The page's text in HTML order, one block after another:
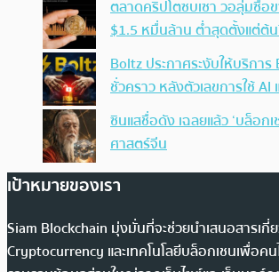
ตลาดคริปโตซบเซา วอลุ่มซื้อ
$1.5 หมื่นล้าน ต่ำสุดตั้งแต่ต้
Boltz ประกาศระงับให้บริการ
ชั่วคราว หลังตัวเลขการใช้
ซินแสชื่อดัง เฉลยแล้ว ‘บล็อกเ
ศาสตร์จีน
เป้าหมายของเรา
Siam Blockchain มุ่งมั่นที่จะช่วยนำเสนอสารเกี่
Cryptocurrency และเทคโนโลยีบล็อกเชนเพื่อคน